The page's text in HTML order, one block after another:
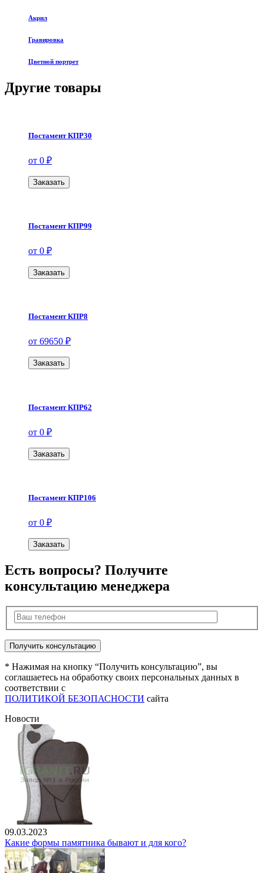
Акрил
Гравировка
Цветной портрет
Другие товары
Постамент КПР30
от 0 ₽
Заказать
Постамент КПР99
от 0 ₽
Заказать
Постамент КПР8
от 69650 ₽
Заказать
Постамент КПР62
от 0 ₽
Заказать
Постамент КПР106
от 0 ₽
Заказать
Есть вопросы? Получите
консультацию менеджера
* Нажимая на кнопку “Получить консультацию”, вы
соглашаетесь на обработку своих персональных данных в
соответствии с
ПОЛИТИКОЙ БЕЗОПАСНОСТИ сайта
Новости
09.03.2023
Какие формы памятника бывают и для кого?